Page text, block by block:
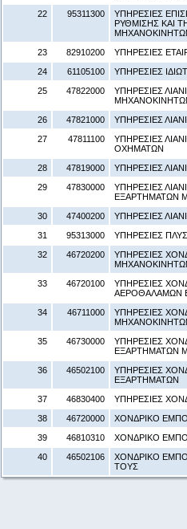
22
95311300
ΥΠΗΡΕΣΙΕΣ
ΡΥΘΜΙΣΗΣ ΚΑΙ
23
82910200
ΥΠΗΡΕΣΙΕΣ
24
61105100
ΥΠΗΡΕΣΙΕΣ
25
47822000
ΥΠΗΡΕΣΙΕΣ
26
47821000
ΥΠΗΡΕΣΙΕΣ
27
47811100
ΥΠΗΡΕΣΙΕΣ
ΟΧΗΜΑΤΩΝ
28
47819000
ΥΠΗΡΕΣΙΕΣ
29
47830000
ΥΠΗΡΕΣΙΕΣ
ΕΞΑΡΤΗΜΑΤΩΝ
30
47400200
ΥΠΗΡΕΣΙΕΣ
31
95313000
ΥΠΗΡΕΣΙΕΣ
32
46720200
ΥΠΗΡΕΣΙΕΣ
33
46720100
ΥΠΗΡΕΣΙΕΣ
ΑΕΡΟΘΑΛΑΜΩΝ
34
46711000
ΥΠΗΡΕΣΙΕΣ
35
46730000
ΥΠΗΡΕΣΙΕΣ
ΕΞΑΡΤΗΜΑΤΩΝ
36
46502100
ΥΠΗΡΕΣΙΕΣ
ΕΞΑΡΤΗΜΑΤΩΝ
37
46830400
ΥΠΗΡΕΣΙΕΣ
38
46720000
ΧΟΝΔΡΙΚΟ
39
46810310
ΧΟΝΔΡΙΚΟ
40
46502106
ΧΟΝΔΡΙΚΟ
ΤΟΥΣ